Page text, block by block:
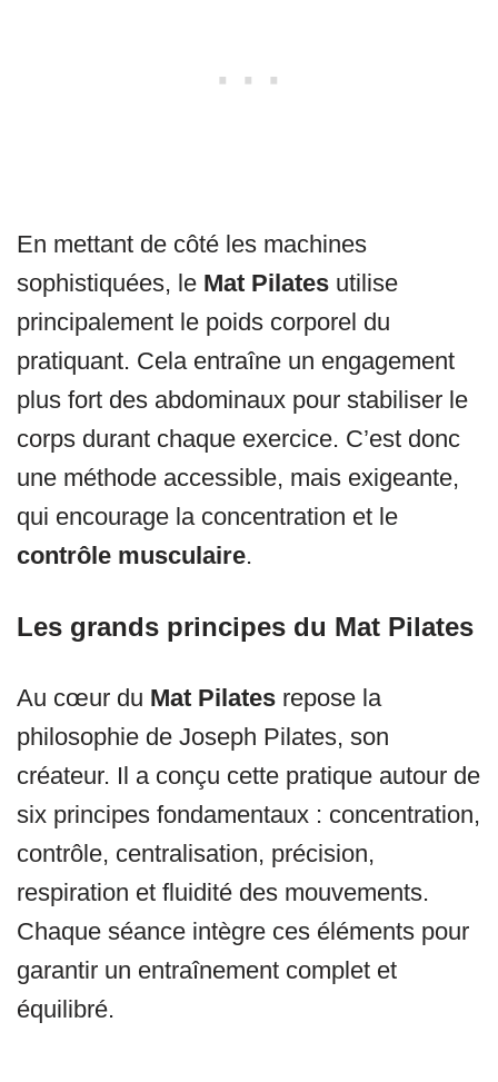
En mettant de côté les machines
sophistiquées, le Mat Pilates utilise
principalement le poids corporel du
pratiquant. Cela entraîne un engagement
plus fort des abdominaux pour stabiliser le
corps durant chaque exercice. C’est donc
une méthode accessible, mais exigeante,
qui encourage la concentration et le
contrôle musculaire.
Les grands principes du Mat Pilates
Au cœur du Mat Pilates repose la
philosophie de Joseph Pilates, son
créateur. Il a conçu cette pratique autour de
six principes fondamentaux : concentration,
contrôle, centralisation, précision,
respiration et fluidité des mouvements.
Chaque séance intègre ces éléments pour
garantir un entraînement complet et
équilibré.